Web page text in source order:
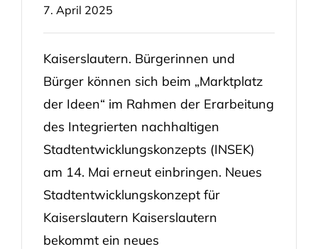
7. April 2025
Kaiserslautern. Bürgerinnen und
Bürger können sich beim „Marktplatz
der Ideen“ im Rahmen der Erarbeitung
des Integrierten nachhaltigen
Stadtentwicklungskonzepts (INSEK)
am 14. Mai erneut einbringen. Neues
Stadtentwicklungskonzept für
Kaiserslautern Kaiserslautern
bekommt ein neues